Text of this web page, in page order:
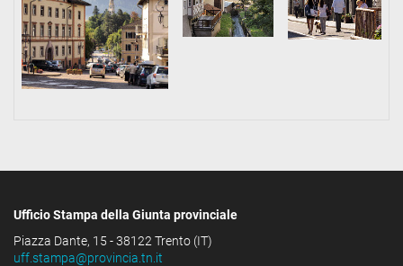
Ufficio Stampa della Giunta provinciale
Piazza Dante, 15 - 38122 Trento (IT)
uff.stampa@provincia.tn.it